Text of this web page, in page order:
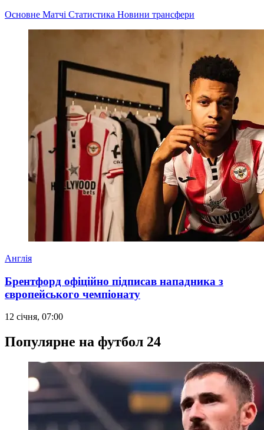
Основне Матчі Статистика Новини трансфери
Англія
Брентфорд офіційно підписав нападника з
європейського чемпіонату
12 січня, 07:00
Популярне на футбол 24